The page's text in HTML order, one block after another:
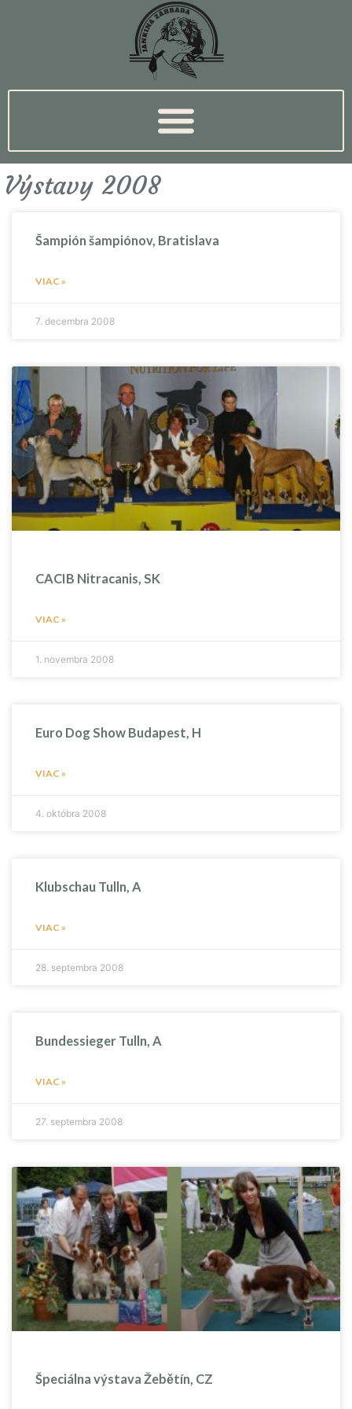
Výstavy 2008
Šampión šampiónov, Bratislava
VIAC »
7. decembra 2008
CACIB Nitracanis, SK
VIAC »
1. novembra 2008
Euro Dog Show Budapest, H
VIAC »
4. októbra 2008
Klubschau Tulln, A
VIAC »
28. septembra 2008
Bundessieger Tulln, A
VIAC »
27. septembra 2008
Špeciálna výstava Žebětín, CZ